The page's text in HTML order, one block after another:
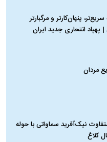
نسخه سریع‌تر، پنهان‌کارتر و مرگبارتر
| پهپاد انتحاری جدید ایران
مردان
نیک‌آفرید سماواتی با حوله
کلاغ